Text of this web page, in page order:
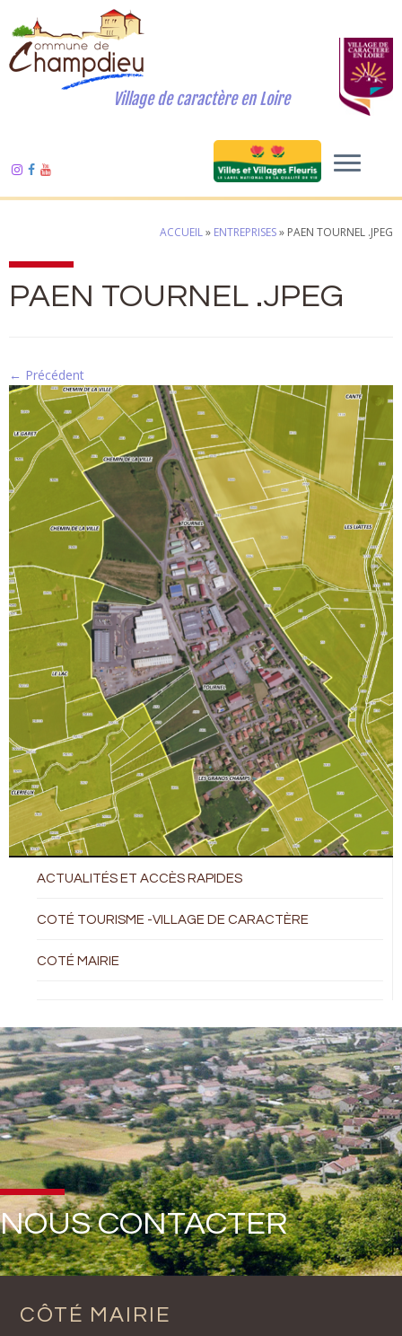
Village de caractère en Loire
ACCUEIL» ENTREPRISES» PAEN TOURNEL .JPEG
PAEN TOURNEL .JPEG
← Précédent
ACTUALITÉS ET ACCÈS RAPIDES
COTÉ TOURISME -VILLAGE DE CARACTÈRE
COTÉ MAIRIE
NOUS CONTACTER
CÔTÉ MAIRIE